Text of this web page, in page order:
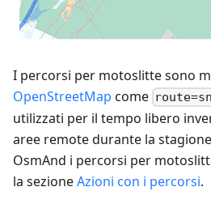
I percorsi per motoslitte sono
OpenStreetMap come
utilizzati per il tempo libero
aree remote durante la
OsmAnd i percorsi per
la sezioneAzioni con i percorsi.